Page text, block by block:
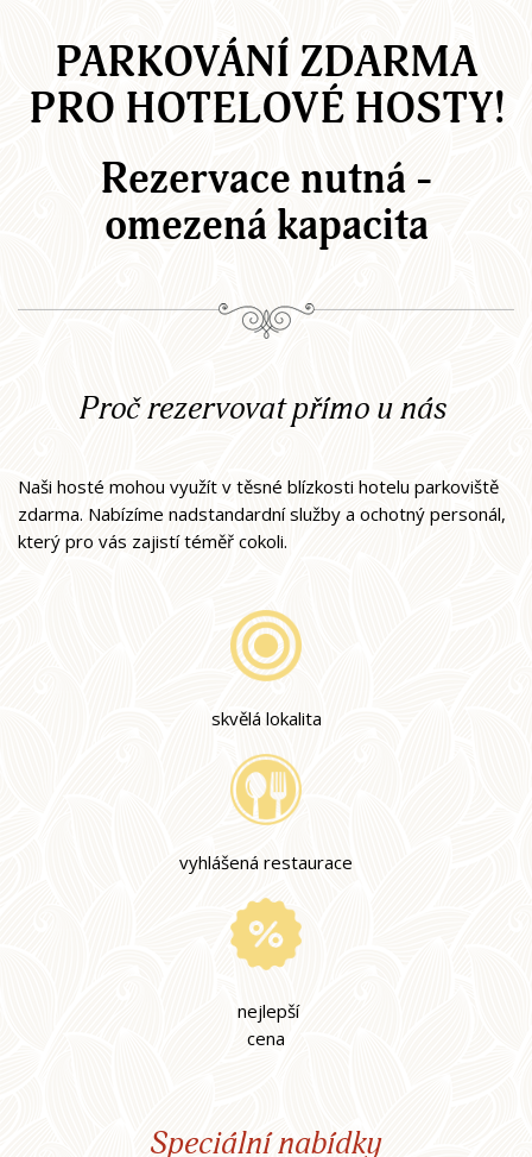
PARKOVÁNÍ ZDARMA
PRO HOTELOVÉ HOSTY!
Rezervace nutná -
omezená kapacita
Proč rezervovat přímo u nás
Naši hosté mohou využít v těsné blízkosti hotelu parkoviště
zdarma. Nabízíme nadstandardní služby a ochotný personál,
který pro vás zajistí téměř cokoli.
skvělá lokalita
vyhlášená restaurace
nejlepší
cena
Speciální nabídky